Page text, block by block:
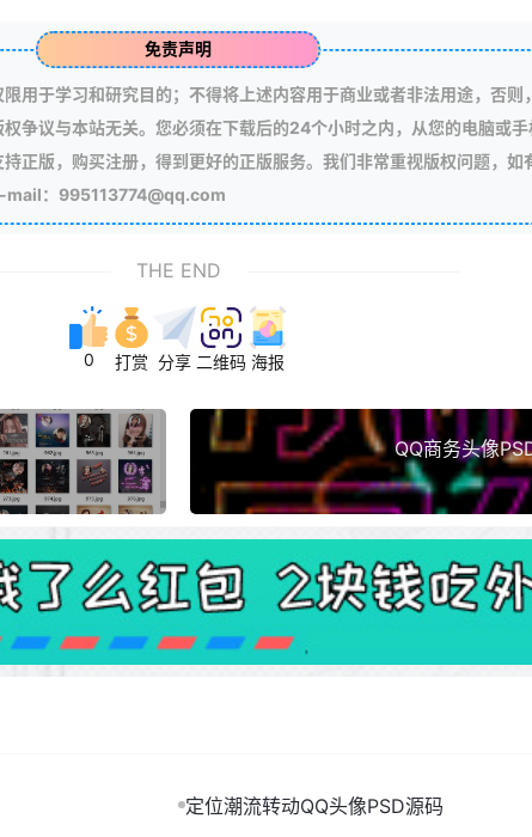
免责声明
用于学习和研究目的；不得将上述内容用于商业或者非法用途，否则
争议与本站无关。您必须在下载后的24个小时之内，从您的电脑或
正版，购买注册，得到更好的正版服务。我们非常重视版权问题，如
mail：995113774@qq.com
THE END
0 打赏 分享 二维码 海报
QQ商务头像
定位潮流转动QQ头像PSD源码